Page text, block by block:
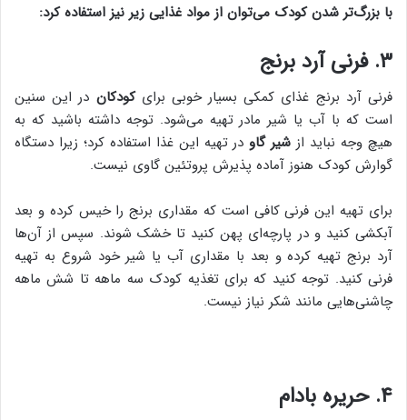
با بزرگ‌تر شدن کودک می‌توان از مواد غذایی زیر نیز استفاده کرد:
۳. فرنی آرد برنج
فرنی آرد برنج غذای کمکی بسیار خوبی برایکودکان در این سنین
است که با آب یا شیر مادر تهیه می‌شود. توجه داشته باشید که به
هیچ وجه نباید از شیر گاودر تهیه این غذا استفاده کرد؛ زیرا دستگاه
گوارش کودک هنوز آماده پذیرش پروتئین گاوی نیست.
برای تهیه این فرنی کافی است که مقداری برنج را خیس کرده و بعد
آبکشی کنید و در پارچه‌ای پهن کنید تا خشک شوند. سپس از آن‌ها
آرد برنج تهیه کرده و بعد با مقداری آب یا شیر خود شروع به تهیه
فرنی کنید. توجه کنید که برای تغذیه کودک سه ماهه تا شش ماهه
چاشنی‌هایی مانند شکر نیاز نیست.
۴. حریره بادام